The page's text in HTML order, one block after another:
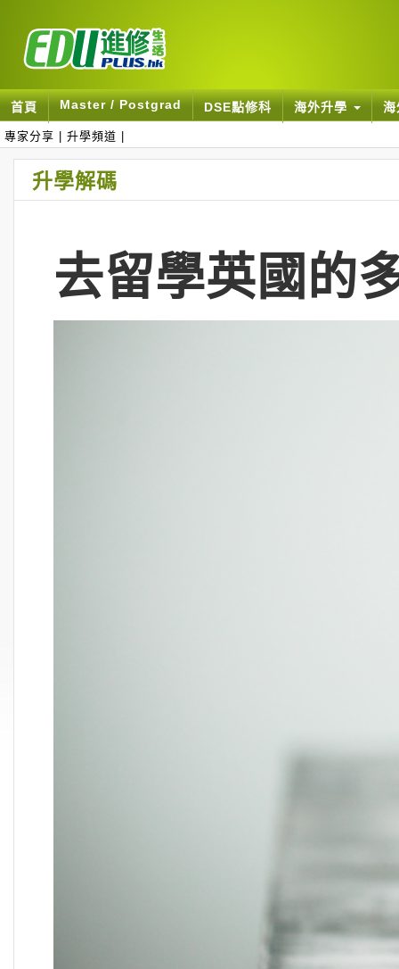
首頁 Master / Postgrad DSE點修科 海外升學
專家分享 升學頻道
升學解碼
去留學英國的